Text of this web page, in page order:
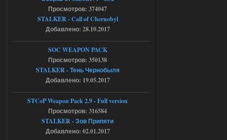
Ответить ➤
05.08.2026
AndreySA
[05.08.26
20:23:10.934] [17468]
FATAL ERROR
[error]Expression : FATAL ERROR
[error]Function :
CScriptEngine::lua_pcall_failed
[error]File : D:\a\OGSR-
Engine\OGSR-
Engine\ogsr_engine\COMMON_AI\scrip
Просмотров: 374047
STALKER - Call of Chernobyl
Добавлено: 28.10.2017
SOC WEAPON PACK
Просмотров: 350138
STALKER - Тень Чернобыля
Добавлено: 19.05.2017
STCoP Weapon Pack 2.9 - Full version
Просмотров: 316584
STALKER - Зов Припяти
Добавлено: 02.01.2017